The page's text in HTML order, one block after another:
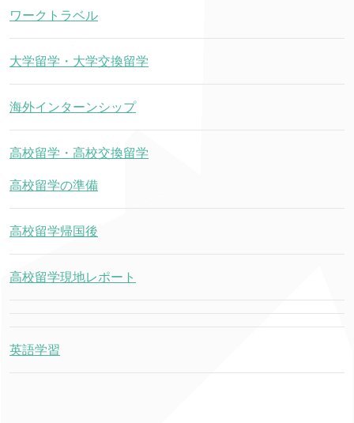
ワークトラベル
大学留学・大学交換留学
海外インターンシップ
高校留学・高校交換留学
高校留学の準備
高校留学帰国後
高校留学現地レポート
英語学習